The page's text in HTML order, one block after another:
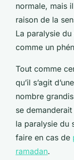
normale, mais
raison de la
La paralysie
comme un
Tout comme
qu’il s’agit
nombre
se
la paralysie du
faire en cas de
ramadan.